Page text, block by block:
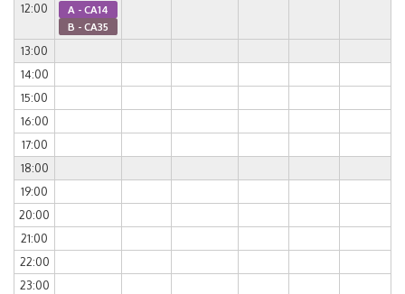
12:00
A - CA14
B - CA35
13:00
14:00
15:00
16:00
17:00
18:00
19:00
20:00
21:00
22:00
23:00